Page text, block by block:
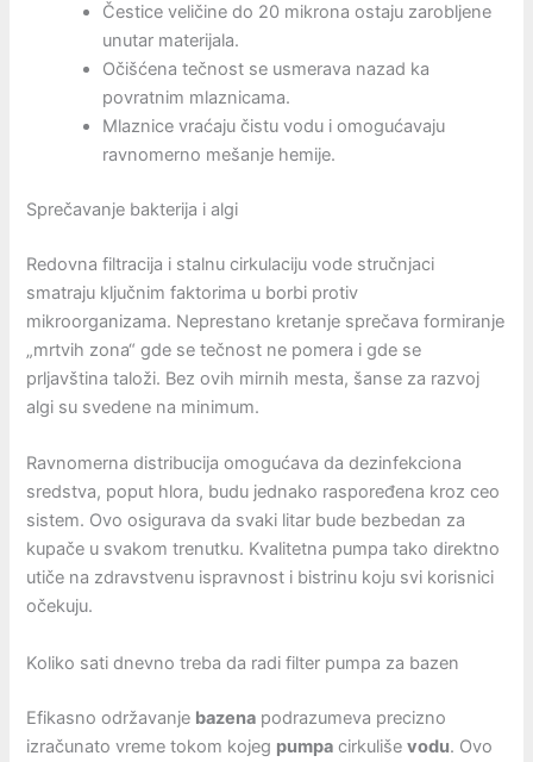
Čestice veličine do 20 mikrona ostaju zarobljene
unutar materijala.
Očišćena tečnost se usmerava nazad ka
povratnim mlaznicama.
Mlaznice vraćaju čistu vodu i omogućavaju
ravnomerno mešanje hemije.
Sprečavanje bakterija i algi
Redovna filtracija i stalnu cirkulaciju vode stručnjaci
smatraju ključnim faktorima u borbi protiv
mikroorganizama. Neprestano kretanje sprečava formiranje
„mrtvih zona“ gde se tečnost ne pomera i gde se
prljavština taloži. Bez ovih mirnih mesta, šanse za razvoj
algi su svedene na minimum.
Ravnomerna distribucija omogućava da dezinfekciona
sredstva, poput hlora, budu jednako raspoređena kroz ceo
sistem. Ovo osigurava da svaki litar bude bezbedan za
kupače u svakom trenutku. Kvalitetna pumpa tako direktno
utiče na zdravstvenu ispravnost i bistrinu koju svi korisnici
očekuju.
Koliko sati dnevno treba da radi filter pumpa za bazen
Efikasno održavanje bazena podrazumeva precizno
izračunato vreme tokom kojeg pumpa cirkuliševodu. Ovo